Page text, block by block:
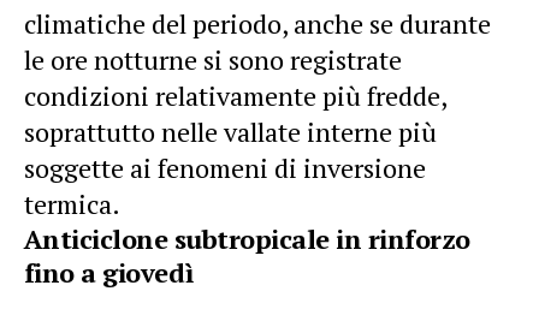
climatiche del periodo, anche se durante
le ore notturne si sono registrate
condizioni relativamente più fredde,
soprattutto nelle vallate interne più
soggette ai fenomeni di inversione
termica.
Anticiclone subtropicale in rinforzo
fino a giovedì